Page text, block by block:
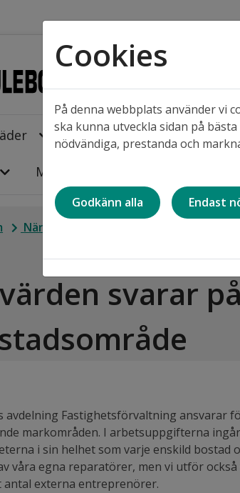
Projekt i våra områden
Mina sidor
När du bor hos oss
svarar
avdelning Fastighetsförvaltning ansvarar
markområden. I arbetsuppgifterna
i sin helhet som varje enskild bostad
våra egna reparatörer, men vi utför
antal externa entreprenörer.
Cookies
På denna webbplats använder vi
ska kunna utveckla sidan på
nödvändiga, prestanda och
Godkänn alla Endast